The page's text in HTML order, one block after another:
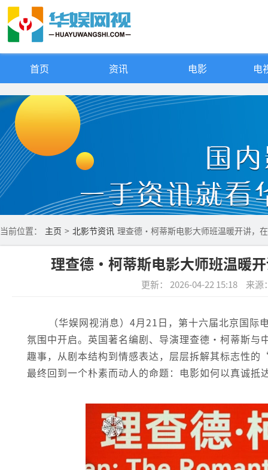
首页 资讯 电影 电
当前位置： 主页 > 北影节资讯 理查德·柯蒂斯电影大师班温暖开讲，
理查德·柯蒂斯电影大师班温暖
更新： 2026-04-22 15:18 来源
（华娱网视消息）4月21日，第十六届北京国
氛围中开启。英国著名编剧、导演理查德·柯蒂斯与
趣事，从剧本结构到情感表达，层层拆解其标志性
最终回到一个朴素而动人的命题：电影如何以真诚抵